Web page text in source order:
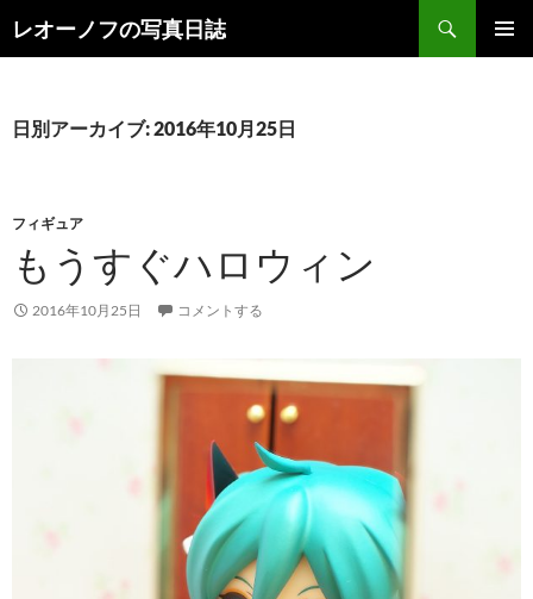
レオーノフの写真日誌
索
ン
キ
ッ
プ
日別アーカイブ: 2016年10月25日
フィギュア
もうすぐハロウィン
2016年10月25日 コメントする